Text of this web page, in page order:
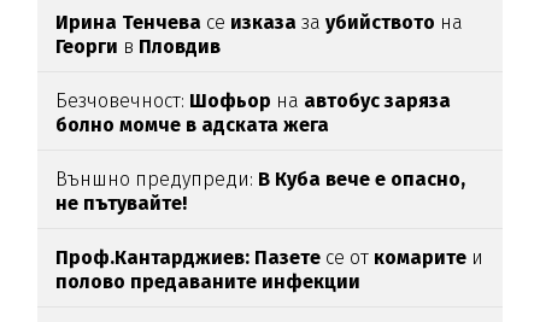
Ирина Тенчева се изказазаубийството на
Георги в Пловдив
Безчовечност: Шофьор на автобус заряза
болно момче в адската жега
Външно предупреди: В Куба вече е опасно,
не пътувайте!
Проф.Кантарджиев: Пазете се от комарите и
полово предаваните инфекции